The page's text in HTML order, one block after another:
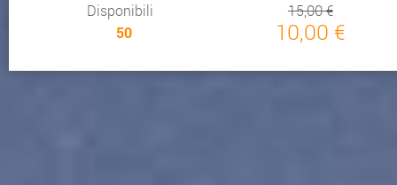
Disponibili
50
15,00 €
10,00 €